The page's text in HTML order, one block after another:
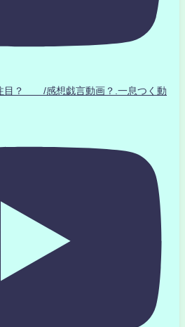
目？ /感想戯言動画？.一息つく動